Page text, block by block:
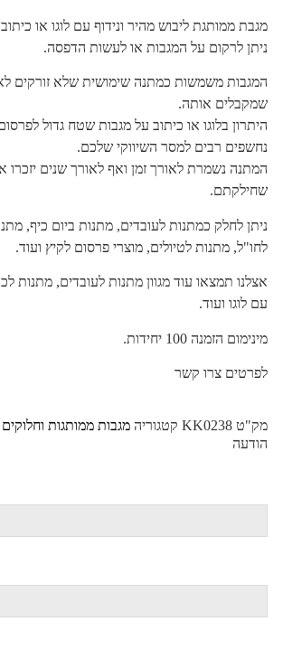
מגבת ממותגת ליבוש מהיר ונידוף עם לוגו או
ניתן לרקום על המגבות או לעשות הדפסה.
המגבות משמשות כמתנה שימושית שלא זורקים
שמקבלים אותה.
היתרון בלוגו או כיתוב על מגבות שטח גדול
נחשפים רבים למסר השיווקי שלכם.
המתנה נשמרת לאורך זמן ואף לאורך שנים
שחילקתם.
ניתן לחלק כמתנות לעובדים, מתנות ביום כיף,
לחו"ל, מתנות לטיולים, מוצרי פרסום לקיץ ועוד.
אצלנו תמצאו עוד מגוון מתנות לעובדים, מתנות
עם לוגו ועוד.
מינימום הזמנה 100 יחידות.
לפרטים צרו קשר
מק"ט KK0238 קטגוריה מגבות ממותגות
הודעה